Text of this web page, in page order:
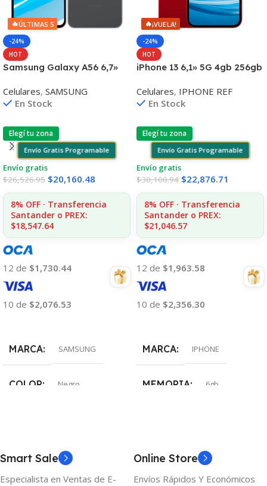
🔥ÚLTIMAS 5
-24%
HOT
Samsung Galaxy A56 6,7»
50mp
Celulares, SAMSUNG
En Stock
Elegí tu zona
Envío Gratis Programable
Envío gratis
$26,526.95 $20,160.48
8% OFF · Transferencia
Santander o PREX:
$18,547.64
12 de $1,730.44
10 de $2,076.53
MARCA SAMSUNG
COLOR Negro
🔥¡VUELA!
-24%
HOT
iPhone 13 6,1» 5G 4gb 256gb
Celulares, IPHONE REF
En Stock
Elegí tu zona
Envío Gratis Programable
Envío gratis
$30,100.94 $22,876.71
8% OFF · Transferencia
Santander o PREX:
$21,046.57
12 de $1,963.58
10 de $2,356.30
MARCA IPHONE
MEMORIA 6gb
Smart Sale
Especialista en Ventas de E-
Online Store
Envíos Rápidos Y Económicos